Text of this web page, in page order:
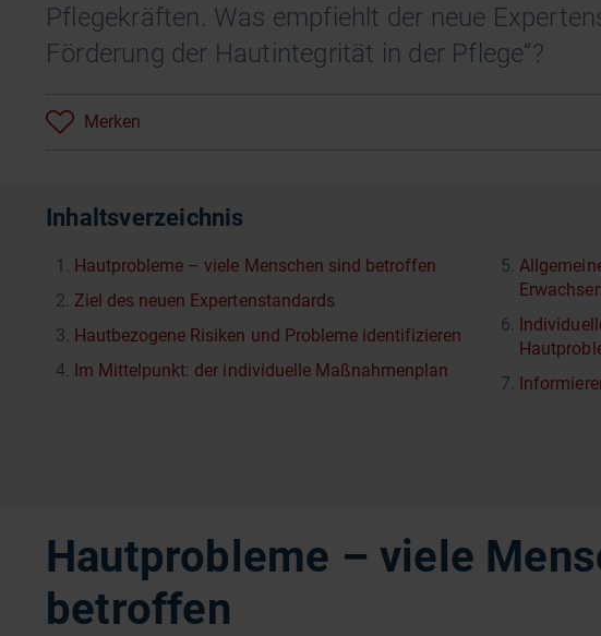
Pflegekräften. Was empfiehlt der neue
Förderung der Hautintegrität in der Pflege“?
Merken
Inhaltsverzeichnis
Hautprobleme – viele Menschen sind betroffen
Ziel des neuen Expertenstandards
Hautbezogene Risiken und Probleme identifizieren
Im Mittelpunkt: der individuelle Maßnahmenplan
Hautprobleme – viele
betroffen